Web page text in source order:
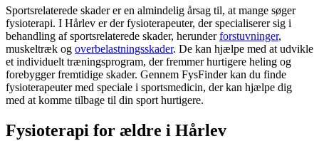
Sportsrelaterede skader er en almindelig årsag til, at mange søger
fysioterapi. I Hårlev er der fysioterapeuter, der specialiserer sig i
behandling af sportsrelaterede skader, herunderforstuvninger,
muskeltræk og overbelastningsskader. De kan hjælpe med at udvikle
et individuelt træningsprogram, der fremmer hurtigere heling og
forebygger fremtidige skader. Gennem FysFinder kan du finde
fysioterapeuter med speciale i sportsmedicin, der kan hjælpe dig
med at komme tilbage til din sport hurtigere.
Fysioterapi for ældre i Hårlev